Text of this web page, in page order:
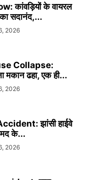
कांवड़ियों के वायरल
सदानंद,...
2026
Collapse:
मकान ढहा, एक ही...
2026
झांसी हाईवे
के...
2026